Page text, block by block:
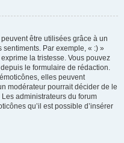
être utilisées grâce à un
sentiments. Par exemple, « :) »
la tristesse. Vous pouvez
le formulaire de rédaction.
elles peuvent
modérateur pourrait décider de le
administrateurs du forum
qu’il est possible d’insérer